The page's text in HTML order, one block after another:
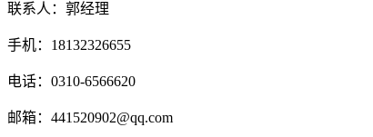
联系人：郭经理
手机：18132326655
电话：0310-6566620
邮箱：441520902@qq.com